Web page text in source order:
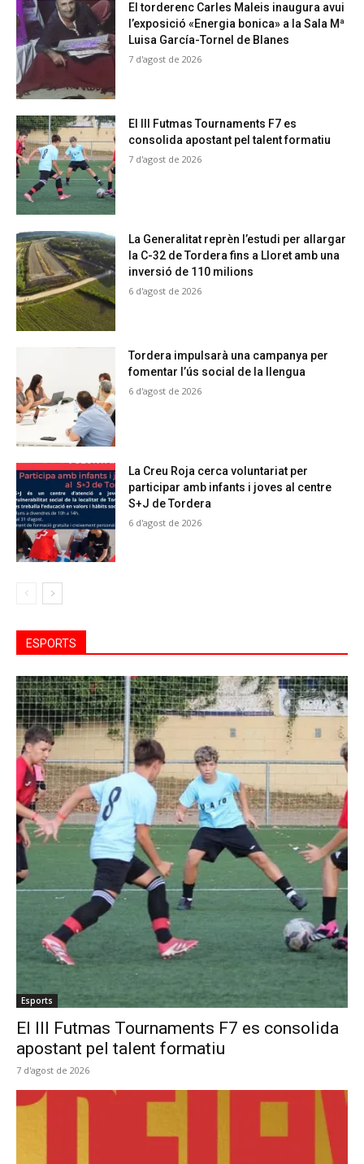
El torderenc Carles Maleis inaugura avui
l’exposició «Energia bonica» a la Sala Mª
Luisa García-Tornel de Blanes
7 d'agost de 2026
El III Futmas Tournaments F7 es
consolida apostant pel talent formatiu
7 d'agost de 2026
La Generalitat reprèn l’estudi per allargar
la C-32 de Tordera fins a Lloret amb una
inversió de 110 milions
6 d'agost de 2026
Tordera impulsarà una campanya per
fomentar l’ús social de la llengua
6 d'agost de 2026
La Creu Roja cerca voluntariat per
participar amb infants i joves al centre
S+J de Tordera
6 d'agost de 2026
ESPORTS
Esports
El III Futmas Tournaments F7 es consolida
apostant pel talent formatiu
7 d'agost de 2026